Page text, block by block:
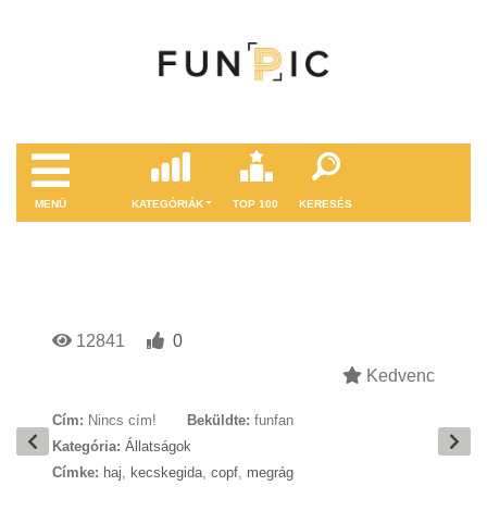
MENÜ KATEGÓRIÁK TOP 100 KERESÉS
12841
0
Kedvenc
Cím: Nincs cím! Beküldte: funfan
Kategória: Állatságok
Címke: haj, kecskegida, copf, megrág